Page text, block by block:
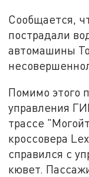
Сообщается,
пострадали
автомашины
Помимо этого
управления
трассе
кроссовера
справился с
кювет.